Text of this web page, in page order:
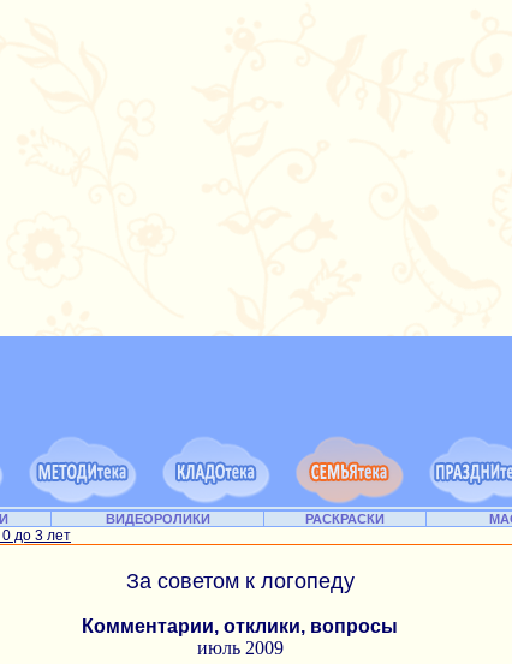
ВИДЕОРОЛИКИ РАСКРАСКИ
0 до 3 лет
За советом к логопеду
Комментарии, отклики, вопросы
июль 2009